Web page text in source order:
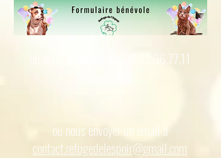
ou nous contacter au 06.82.36.77.11
ou nous envoyer un email à
contact.refugedelespoir@gmail.com